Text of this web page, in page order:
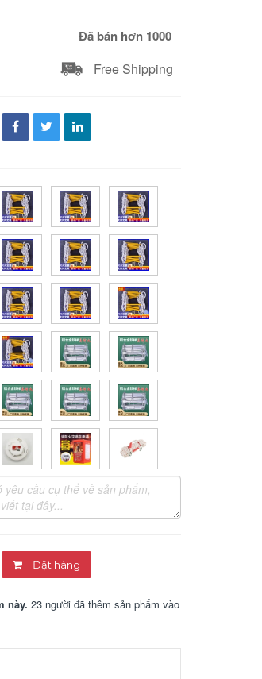
Đã bán hơn 1000
Free Shipping
Đặt hàng
này. 23 người đã thêm sản phẩm vào